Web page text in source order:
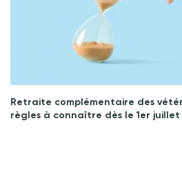
Retraite complémentaire des
règles à connaître dès le 1er juillet